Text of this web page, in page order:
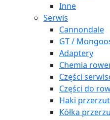
Inne
Serwis
Cannondale
GT /
Adaptery
Chemia
Części
Części do
Haki
Kółka